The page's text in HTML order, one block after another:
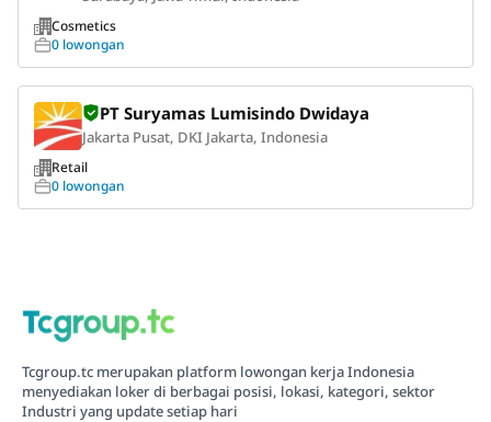
Cosmetics
0 lowongan
PT Suryamas Lumisindo Dwidaya
Jakarta Pusat, DKI Jakarta, Indonesia
Retail
0 lowongan
Tcgroup.tc merupakan platform lowongan kerja Indonesia
menyediakan loker di berbagai posisi, lokasi, kategori, sektor
Industri yang update setiap hari